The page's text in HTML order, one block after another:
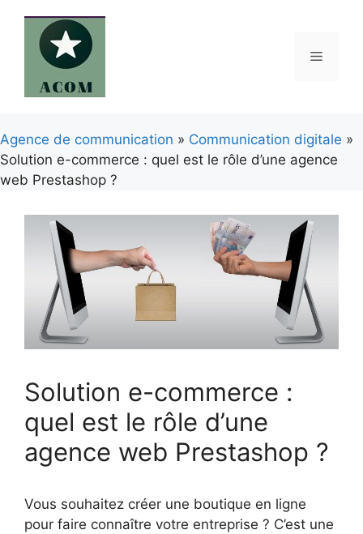
contenu
Menu
Agence de communication » Communication digitale »
Solution e-commerce : quel est le rôle d’une agence
web Prestashop ?
Solution e-commerce :
quel est le rôle d’une
agence web Prestashop ?
Vous souhaitez créer une boutique en ligne
pour faire connaître votre entreprise ? C’est une